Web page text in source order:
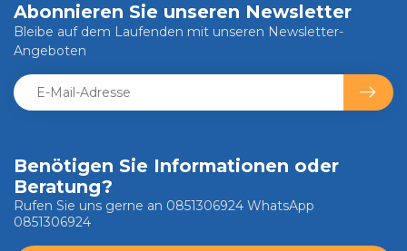
Benötigen Sie Informationen oder
Beratung?
Rufen Sie uns gerne an 0851306924 WhatsApp
0851306924
Abonnieren Sie unseren Newsletter
Bleibe auf dem Laufenden mit unseren Newsletter-
Angeboten